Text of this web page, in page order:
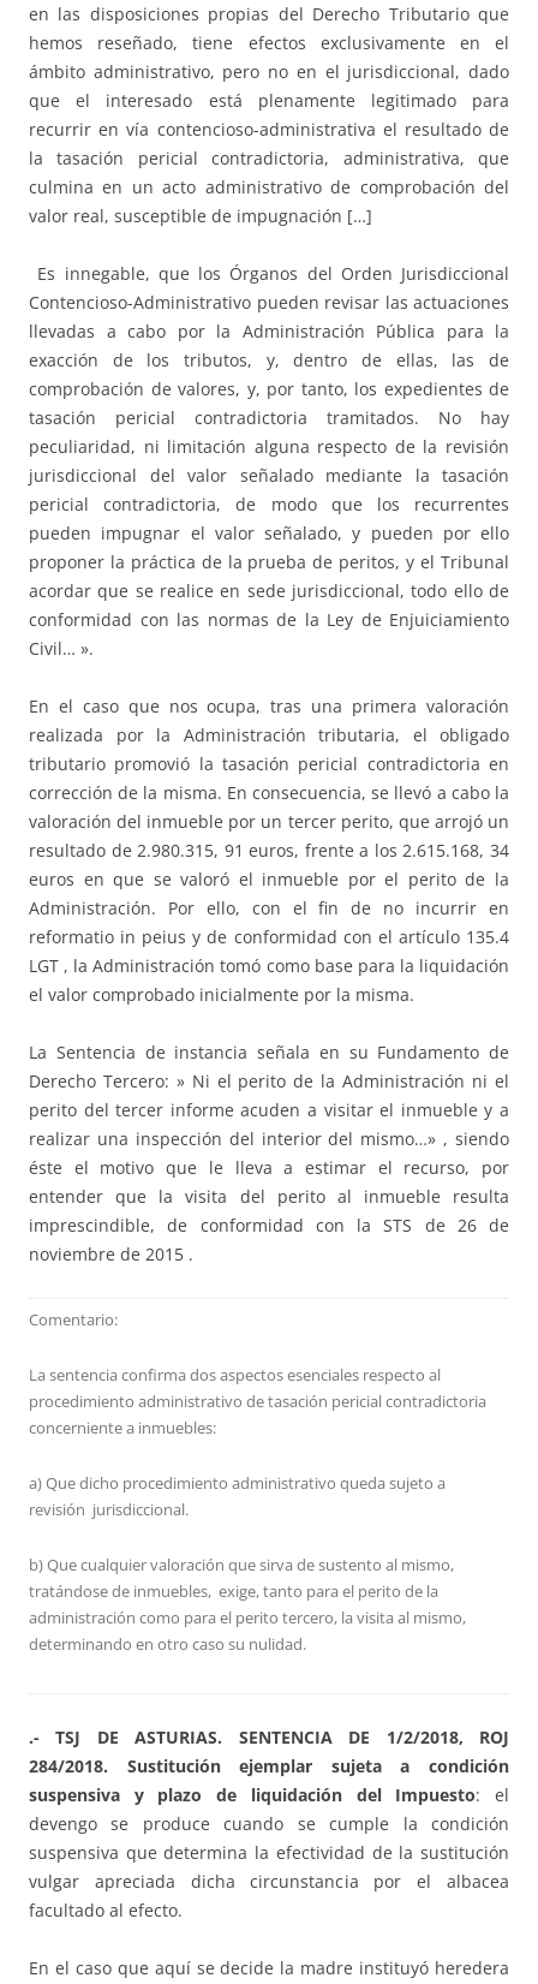
en las disposiciones propias del Derecho Tributario que
hemos reseñado, tiene efectos exclusivamente en el
ámbito administrativo, pero no en el jurisdiccional, dado
que el interesado está plenamente legitimado para
recurrir en vía contencioso-administrativa el resultado de
la tasación pericial contradictoria, administrativa, que
culmina en un acto administrativo de comprobación del
valor real, susceptible de impugnación […]
Es innegable, que los Órganos del Orden Jurisdiccional
Contencioso-Administrativo pueden revisar las actuaciones
llevadas a cabo por la Administración Pública para la
exacción de los tributos, y, dentro de ellas, las de
comprobación de valores, y, por tanto, los expedientes de
tasación pericial contradictoria tramitados. No hay
peculiaridad, ni limitación alguna respecto de la revisión
jurisdiccional del valor señalado mediante la tasación
pericial contradictoria, de modo que los recurrentes
pueden impugnar el valor señalado, y pueden por ello
proponer la práctica de la prueba de peritos, y el Tribunal
acordar que se realice en sede jurisdiccional, todo ello de
conformidad con las normas de la Ley de Enjuiciamiento
Civil… ».
En el caso que nos ocupa, tras una primera valoración
realizada por la Administración tributaria, el obligado
tributario promovió la tasación pericial contradictoria en
corrección de la misma. En consecuencia, se llevó a cabo la
valoración del inmueble por un tercer perito, que arrojó un
resultado de 2.980.315, 91 euros, frente a los 2.615.168, 34
euros en que se valoró el inmueble por el perito de la
Administración. Por ello, con el fin de no incurrir en
reformatio in peius y de conformidad con el artículo 135.4
LGT , la Administración tomó como base para la liquidación
el valor comprobado inicialmente por la misma.
La Sentencia de instancia señala en su Fundamento de
Derecho Tercero: » Ni el perito de la Administración ni el
perito del tercer informe acuden a visitar el inmueble y a
realizar una inspección del interior del mismo…» , siendo
éste el motivo que le lleva a estimar el recurso, por
entender que la visita del perito al inmueble resulta
imprescindible, de conformidad con la STS de 26 de
noviembre de 2015 .
Comentario:
La sentencia confirma dos aspectos esenciales respecto al
procedimiento administrativo de tasación pericial contradictoria
concerniente a inmuebles:
a) Que dicho procedimiento administrativo queda sujeto a
revisión jurisdiccional.
b) Que cualquier valoración que sirva de sustento al mismo,
tratándose de inmuebles, exige, tanto para el perito de la
administración como para el perito tercero, la visita al mismo,
determinando en otro caso su nulidad.
.- TSJ DE ASTURIAS. SENTENCIA DE 1/2/2018, ROJ
284/2018. Sustitución ejemplar sujeta a condición
suspensiva y plazo de liquidación del Impuesto: el
devengo se produce cuando se cumple la condición
suspensiva que determina la efectividad de la sustitución
vulgar apreciada dicha circunstancia por el albacea
facultado al efecto.
En el caso que aquí se decide la madre instituyó heredera